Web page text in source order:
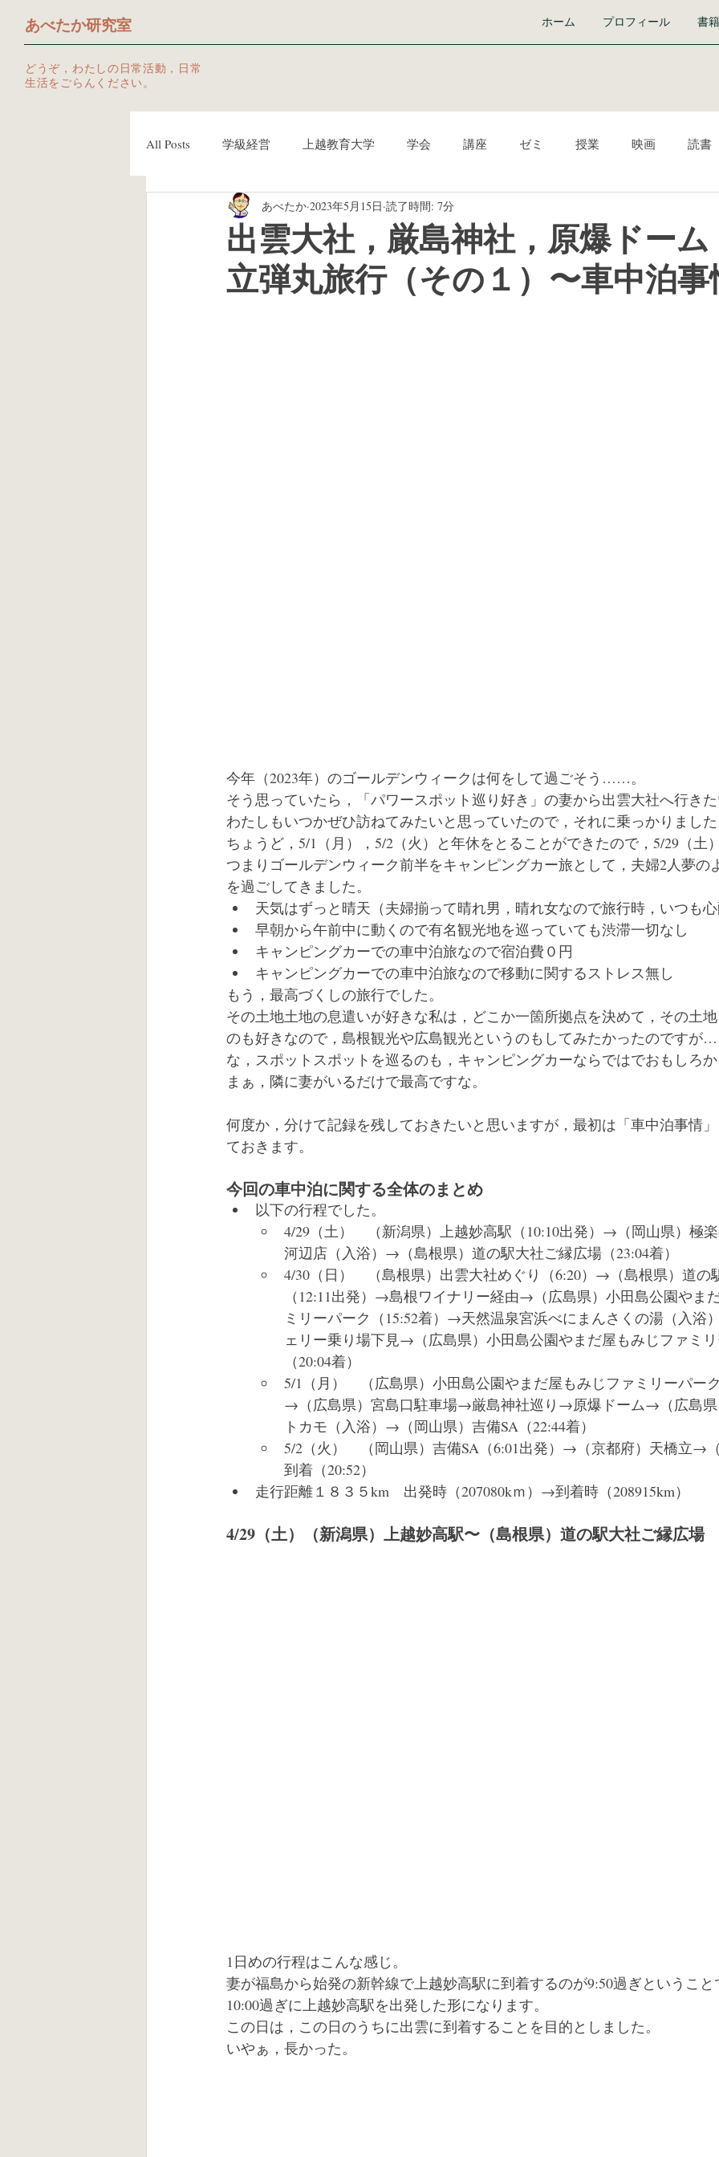
あべたか研究室
どうぞ，わたしの日常活動，日常
生活をごらんください。
ホーム プロフィール 書
All Posts 学級経営 上越教育大学 学会 講座 ゼミ 授業 映画 読書
授業づくりネットワーク Audible
出雲大社，厳島神社，原爆ドー
立弾丸旅行（その１）〜車中泊事
あべたか 2023年5月15日 読了時間: 7分
今年（2023年）のゴールデンウィークは何をして過ごそう……。
そう思っていたら，「パワースポット巡り好き」の妻から出雲大社へ行き
わたしもいつかぜひ訪ねてみたいと思っていたので，それに乗っかりまし
ちょうど，5/1（月），5/2（火）と年休をとることができたので，5/29（土
つまりゴールデンウィーク前半をキャンピングカー旅として，夫婦2人夢の
を過ごしてきました。
天気はずっと晴天（夫婦揃って晴れ男，晴れ女なので旅行時，いつも
早朝から午前中に動くので有名観光地を巡っていても渋滞一切なし
キャンピングカーでの車中泊旅なので宿泊費０円
キャンピングカーでの車中泊旅なので移動に関するストレス無し
もう，最高づくしの旅行でした。
その土地土地の息遣いが好きな私は，どこか一箇所拠点を決めて，その土
のも好きなので，島根観光や広島観光というのもしてみたかったのです
な，スポットスポットを巡るのも，キャンピングカーならではでおもしろ
まぁ，隣に妻がいるだけで最高ですな。
何度か，分けて記録を残しておきたいと思いますが，最初は「車中泊事情
ておきます。
今回の車中泊に関する全体のまとめ
以下の行程でした。
4/29（土）　（新潟県）上越妙高駅（10:10出発）→（岡山県）極
河辺店（入浴）→（島根県）道の駅大社ご縁広場（23:04着）
4/30（日）　（島根県）出雲大社めぐり（6:20）→（島根県）道の
（12:11出発）→島根ワイナリー経由→（広島県）小田島公園やま
ミリーパーク（15:52着）→天然温泉宮浜べにまんさくの湯（入浴
ェリー乗り場下見→（広島県）小田島公園やまだ屋もみじファミ
（20:04着）
5/1（月）　（広島県）小田島公園やまだ屋もみじファミリーパー
→（広島県）宮島口駐車場→厳島神社巡り→原爆ドーム→（広島県
トカモ（入浴）→（岡山県）吉備SA（22:44着）
5/2（火）　（岡山県）吉備SA（6:01出発）→（京都府）天橋立→
到着（20:52）
走行距離１８３５km　出発時（207080kｍ）→到着時（208915km）
4/29（土）（新潟県）上越妙高駅〜（島根県）道の駅大社ご縁広場
1日めの行程はこんな感じ。
妻が福島から始発の新幹線で上越妙高駅に到着するのが9:50過ぎということ
10:00過ぎに上越妙高駅を出発した形になります。
この日は，この日のうちに出雲に到着することを目的としました。
いやぁ，長かった。